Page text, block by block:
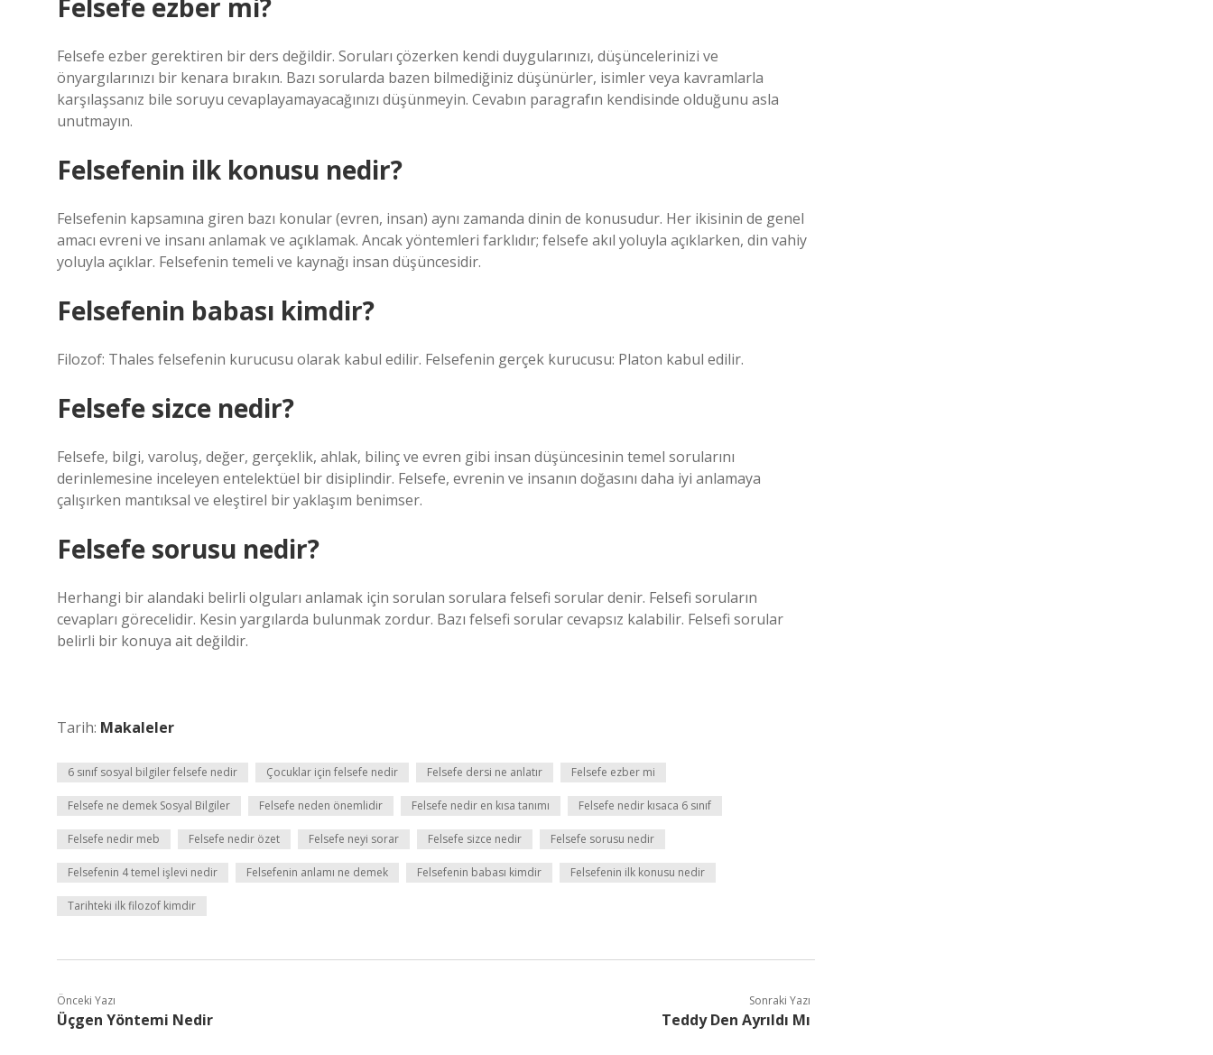
Felsefe ezber mi?
Felsefe ezber gerektiren bir ders değildir. Soruları çözerken kendi duygularınızı, düşüncelerinizi ve
önyargılarınızı bir kenara bırakın. Bazı sorularda bazen bilmediğiniz düşünürler, isimler veya kavramlarla
karşılaşsanız bile soruyu cevaplayamayacağınızı düşünmeyin. Cevabın paragrafın kendisinde olduğunu asla
unutmayın.
Felsefenin ilk konusu nedir?
Felsefenin kapsamına giren bazı konular (evren, insan) aynı zamanda dinin de konusudur. Her ikisinin de genel
amacı evreni ve insanı anlamak ve açıklamak. Ancak yöntemleri farklıdır; felsefe akıl yoluyla açıklarken, din vahiy
yoluyla açıklar. Felsefenin temeli ve kaynağı insan düşüncesidir.
Felsefenin babası kimdir?
Filozof: Thales felsefenin kurucusu olarak kabul edilir. Felsefenin gerçek kurucusu: Platon kabul edilir.
Felsefe sizce nedir?
Felsefe, bilgi, varoluş, değer, gerçeklik, ahlak, bilinç ve evren gibi insan düşüncesinin temel sorularını
derinlemesine inceleyen entelektüel bir disiplindir. Felsefe, evrenin ve insanın doğasını daha iyi anlamaya
çalışırken mantıksal ve eleştirel bir yaklaşım benimser.
Felsefe sorusu nedir?
Herhangi bir alandaki belirli olguları anlamak için sorulan sorulara felsefi sorular denir. Felsefi soruların
cevapları görecelidir. Kesin yargılarda bulunmak zordur. Bazı felsefi sorular cevapsız kalabilir. Felsefi sorular
belirli bir konuya ait değildir.
Tarih: Makaleler
6 sınıf sosyal bilgiler felsefe nedir Çocuklar için felsefe nedir Felsefe dersi ne anlatır Felsefe ezber mi
Felsefe ne demek Sosyal Bilgiler Felsefe neden önemlidir Felsefe nedir en kısa tanımı Felsefe nedir kısaca 6 sınıf
Felsefe nedir meb Felsefe nedir özet Felsefe neyi sorar Felsefe sizce nedir Felsefe sorusu nedir
Felsefenin 4 temel işlevi nedir Felsefenin anlamı ne demek Felsefenin babası kimdir Felsefenin ilk konusu nedir
Tarihteki ilk filozof kimdir
Önceki Yazı
Üçgen Yöntemi Nedir
Sonraki Yazı
Teddy Den Ayrıldı Mı